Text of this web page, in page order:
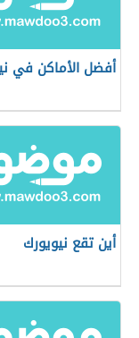
أفضل الأماكن في
أين تقع نيويورك